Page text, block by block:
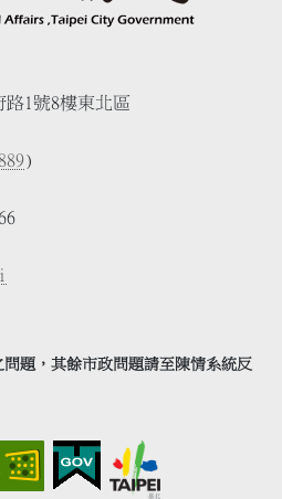
路1號8樓東北區
)
題，其餘市政問題請至陳情系統反